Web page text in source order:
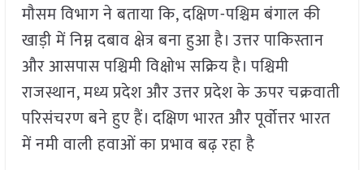
मौसम विभाग ने बताया कि, दक्षिण-पश्चिम बंगाल की
खाड़ी में निम्न दबाव क्षेत्र बना हुआ है। उत्तर पाकिस्तान
और आसपास पश्चिमी विक्षोभ सक्रिय है। पश्चिमी
राजस्थान, मध्य प्रदेश और उत्तर प्रदेश के ऊपर चक्रवाती
परिसंचरण बने हुए हैं। दक्षिण भारत और पूर्वोत्तर भारत
में नमी वाली हवाओं का प्रभाव बढ़ रहा है